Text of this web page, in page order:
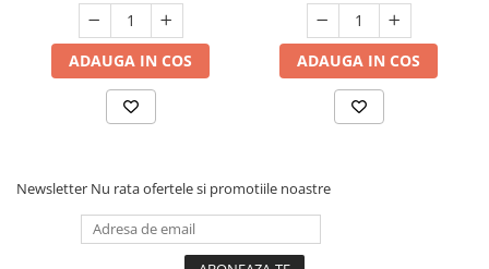
ADAUGA IN COS ADAUGA IN COS
Newsletter Nu rata ofertele si promotiile noastre